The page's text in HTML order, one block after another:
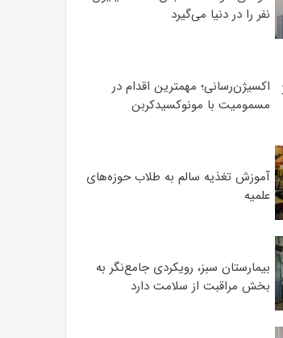
نفر را در دنیا می‌گیرد
اکسیژن‌رسانی؛ مهمترین اقدام در
مسمومیت با مونوکسیدکربن
آموزش تغذیه سالم به طلاب حوزه‌های
علمیه
بیمارستان سبز، رویکردی جامع‌نگر به
بخش مراقبت از سلامت دارد